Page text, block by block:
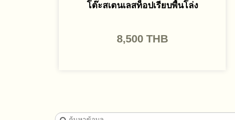
โต๊ะสเตนเลสท็อปเรียบพื้นโล่ง
8,500 THB